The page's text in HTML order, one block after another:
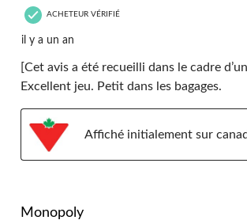
ACHETEUR VÉRIFIÉ
il y a un an
[Cet avis a été recueilli dans le cadre
Excellent jeu. Petit dans les bagages.
Affiché initialement sur
Monopoly